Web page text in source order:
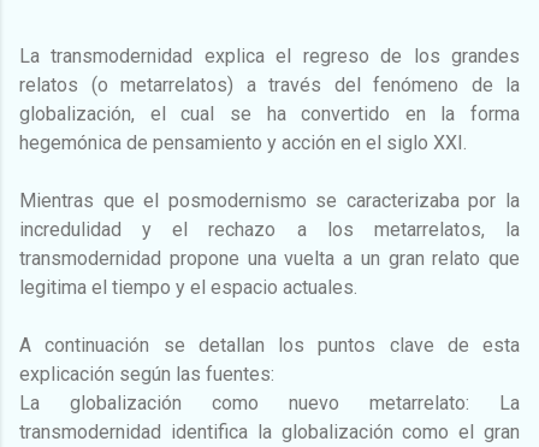
La transmodernidad explica el regreso de los grandes
relatos (o metarrelatos) a través del fenómeno de la
globalización, el cual se ha convertido en la forma
hegemónica de pensamiento y acción en el siglo XXI.
Mientras que el posmodernismo se caracterizaba por la
incredulidad y el rechazo a los metarrelatos, la
transmodernidad propone una vuelta a un gran relato que
legitima el tiempo y el espacio actuales.
A continuación se detallan los puntos clave de esta
explicación según las fuentes:
La globalización como nuevo metarrelato: La
transmodernidad identifica la globalización como el gran